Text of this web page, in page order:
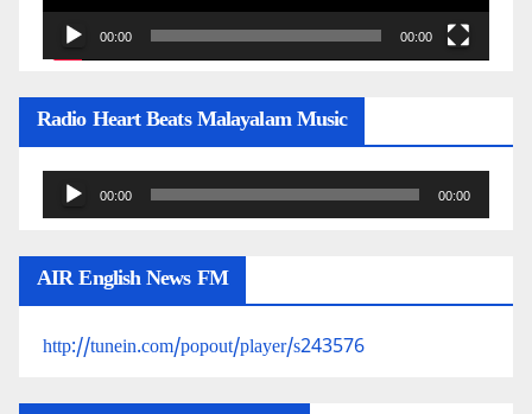
00:00 00:00
Radio Heart Beats Malayalam Music
Audio
Player
00:00 00:00
AIR English News FM
http://tunein.com/popout/player/s243576